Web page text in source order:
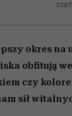
okres na
obfitują
czy
sił